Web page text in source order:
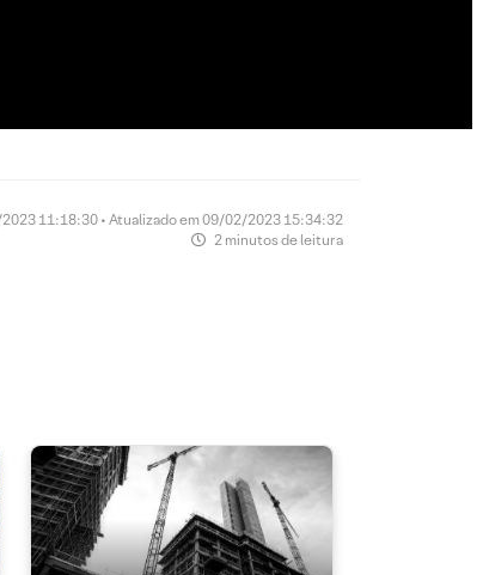
11:18:30 • Atualizado em 09/02/2023 15:34:32
2 minutos de leitura